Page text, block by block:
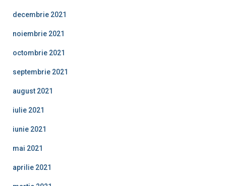
decembrie 2021
noiembrie 2021
octombrie 2021
septembrie 2021
august 2021
iulie 2021
iunie 2021
mai 2021
aprilie 2021